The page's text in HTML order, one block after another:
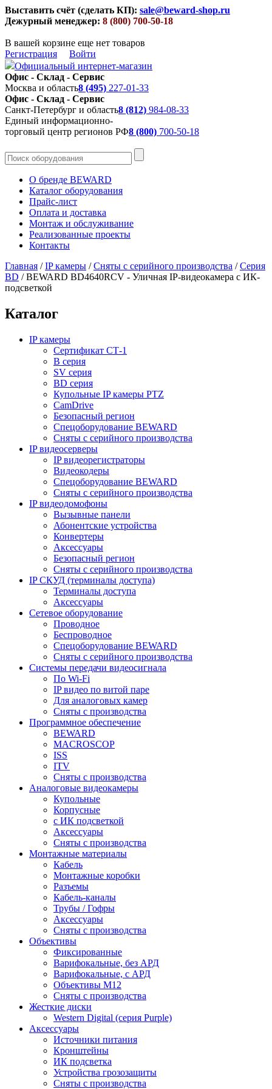
Выставить счёт (сделать КП): sale@beward-shop.ru
Дежурный менеджер: 8 (800) 700-50-18
В вашей корзине еще нет товаров
Регистрация
Войти
Официальный интернет-магазин
Офис - Склад - Сервис
Москва и область8 (495) 227-01-33
Офис - Склад - Сервис
Санкт-Петербург и область8 (812) 984-08-33
Единый информационно-
торговый центр регионов РФ8 (800) 700-50-18
О бренде BEWARD
Каталог оборудования
Прайс-лист
Оплата и доставка
Монтаж и обслуживание
Реализованные проекты
Контакты
Главная /IP камеры /Сняты с серийного производства /Серия
BD /BEWARD BD4640RCV - Уличная IP-видеокамера с ИК-
подсветкой
Каталог
IP камеры
Сертификат СТ-1
B серия
SV серия
BD серия
Купольные IP камеры PTZ
CamDrive
Безопасный регион
Спецоборудование BEWARD
Сняты с серийного производства
IP видеосерверы
IP видеорегистраторы
Видеокодеры
Спецоборудование BEWARD
Сняты с серийного производства
IP видеодомофоны
Вызывные панели
Абонентские устройства
Конвертеры
Аксессуары
Безопасный регион
Сняты с серийного производства
IP СКУД (терминалы доступа)
Терминалы доступа
Аксессуары
Сетевое оборудование
Проводное
Беспроводное
Спецоборудование BEWARD
Сняты с серийного производства
Системы передачи видеосигнала
По Wi-Fi
IP видео по витой паре
Для аналоговых камер
Сняты с производства
Программное обеспечение
BEWARD
MACROSCOP
ISS
ITV
Сняты с производства
Аналоговые видеокамеры
Купольные
Корпусные
c ИК подсветкой
Аксессуары
Сняты с производства
Монтажные материалы
Кабель
Монтажные коробки
Разъемы
Кабель-каналы
Трубы / Гофры
Аксессуары
Сняты с производства
Объективы
Фиксированные
Варифокальные, без АРД
Варифокальные, с АРД
Объективы M12
Сняты с производства
Жесткие диски
Western Digital (серия Purple)
Аксессуары
Источники питания
Кронштейны
ИК подсветка
Устройства грозозащиты
Сняты с производства